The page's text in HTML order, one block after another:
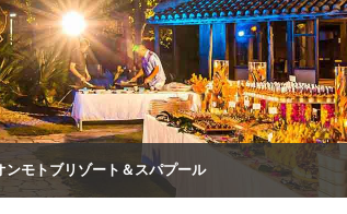
ンモトブリゾート＆スパプール